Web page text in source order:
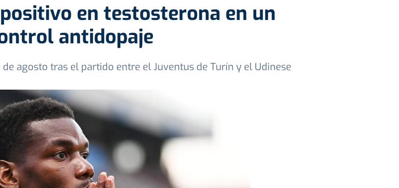
en testosterona en un
antidopaje
agosto tras el partido entre el Juventus de Turín y el Udinese